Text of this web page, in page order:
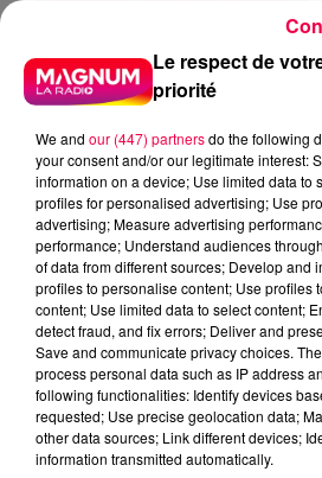
Meurthe et
Haute Marne
Alsace
Grand Est
Fred
LE TRADUCTEUR DE
AVOIR UN POIL DANS LA MAIN
0:00
19 décembre 2025 - 55 sec
LE TRADUCTEUR DE
AVOIR UN POIL DANS LA MAIN
Le respect de
priorité
We and our (447) partnersdo the following
your consent and/or our legitimate interest:
information on a device; Use limited data to
profiles for personalised advertising; Use
advertising; Measure advertising
performance; Understand audiences
of data from different sources; Develop and
profiles to personalise content; Use profiles
content; Use limited data to select content;
detect fraud, and fix errors; Deliver and
Save and communicate privacy choices.
process personal data such as IP address
following functionalities: Identify devices
requested; Use precise geolocation data;
other data sources; Link different devices;
information transmitted automatically.